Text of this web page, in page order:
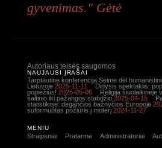
gyvenimas." Gėtė
Autoriaus teisės saugomos
NAUJAUSI ĮRAŠAI
Tarptautinė konferencija Seime dėl
Lietuvoje 2025-11-11
Didysis spektaklis:
popiežius! 2025-05-06
Religija šiuolaikinėje
šaltinio iki pažangos stabdžio 2025-04-15
statistikoje: degančios bažnyčios Europoje
suformuotas požiūris į moterį 2024-11-27
MENIU
Straipsniai Pratarmė Administratoriai